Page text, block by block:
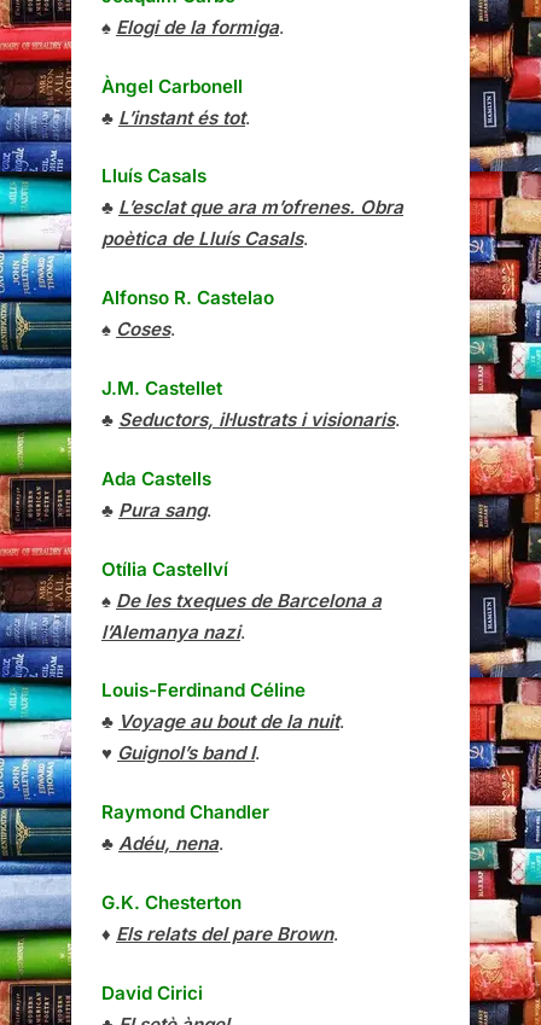
♠ Elogi de la formiga.
Àngel Carbonell
♣ L’instant és tot.
Lluís Casals
♣ L’esclat que ara m’ofrenes. Obra
poètica de Lluís Casals.
Alfonso R. Castelao
♠ Coses.
J.M. Castellet
♣ Seductors, il·lustrats i visionaris.
Ada Castells
♣ Pura sang.
Otília Castellví
♠ De les txeques de Barcelona a
l’Alemanya nazi.
Louis-Ferdinand Céline
♣ Voyage au bout de la nuit.
♥ Guignol’s band I.
Raymond Chandler
♣ Adéu, nena.
G.K. Chesterton
♦ Els relats del pare Brown.
David Cirici